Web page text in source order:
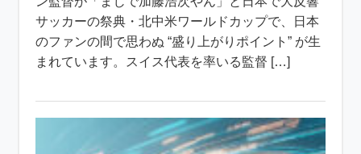
サッカーの祭典・北中米ワールドカップで、日本
のファンの間で思わぬ “盛り上がりポイント” が生
まれています。スイス代表を率いる監督 […]